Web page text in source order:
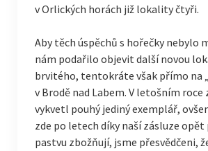
v Orlických horách již lokality čtyři.
Aby těch úspěchů s hořečky nebylo
nám podařilo objevit další novou
brvitého, tentokráte však přímo na
v Brodě nad Labem. V letošním roce
vykvetl pouhý jediný exemplář,
zde po letech díky naší zásluze opět
pastvu zbožňují, jsme přesvědčeni,